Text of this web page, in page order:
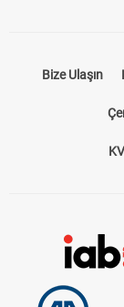
Bize Ulaşın